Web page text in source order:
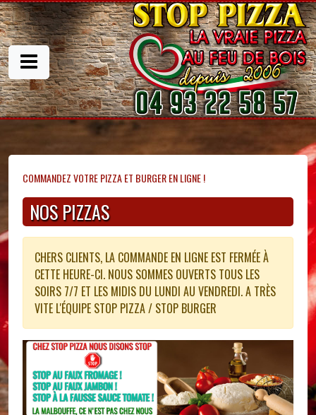
COMMANDEZ VOTRE PIZZA ET BURGER EN LIGNE !
NOS PIZZAS
CHERS CLIENTS, LA COMMANDE EN LIGNE EST FERMÉE À
CETTE HEURE-CI. NOUS SOMMES OUVERTS TOUS LES
SOIRS 7/7 ET LES MIDIS DU LUNDI AU VENDREDI. A TRÈS
VITE L'ÉQUIPE STOP PIZZA / STOP BURGER